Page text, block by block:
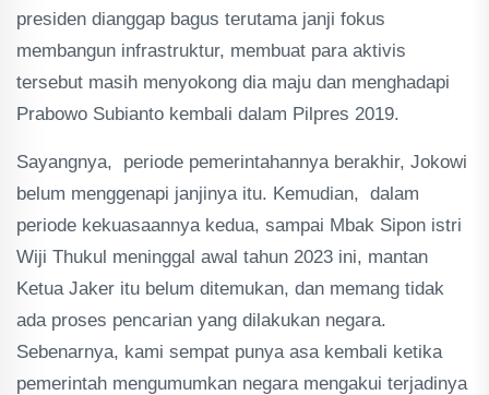
presiden dianggap bagus terutama janji fokus
membangun infrastruktur, membuat para aktivis
tersebut masih menyokong dia maju dan menghadapi
Prabowo Subianto kembali dalam Pilpres 2019.
Sayangnya, periode pemerintahannya berakhir, Jokowi
belum menggenapi janjinya itu. Kemudian, dalam
periode kekuasaannya kedua, sampai Mbak Sipon istri
Wiji Thukul meninggal awal tahun 2023 ini, mantan
Ketua Jaker itu belum ditemukan, dan memang tidak
ada proses pencarian yang dilakukan negara.
Sebenarnya, kami sempat punya asa kembali ketika
pemerintah mengumumkan negara mengakui terjadinya